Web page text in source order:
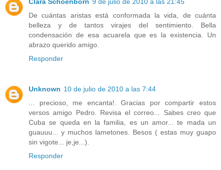
De cuántas aristas está conformada la vida, de cuánta
belleza y de tantos virajes del sentimiento. Bella
condensación de esa acuarela que es la existencia. Un
abrazo querido amigo.
Responder
Unknown 10 de julio de 2010 a las 7:44
... precioso, me encanta!. Gracias por compartir estos
versos amigo Pedro. Revisa el correo... Sabes creo que
Cuba se queda en la familia, es un amor... te mada un
guauuu... y muchos lametones. Besos ( estas muy guapo
sin vigote... je,je...).
Responder